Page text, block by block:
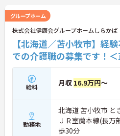
グループホーム
株式会社健康会グループホームしらかば
【北海道／苫小牧市】経
での介護職の募集です！
給料 月収 16.9万円～
勤務地
北海道 苫小牧市
ＪＲ室蘭本線(長万
歩30分